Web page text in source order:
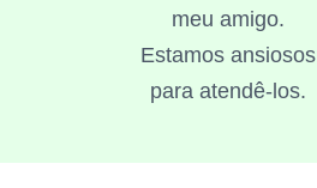
meu amigo.
Estamos ansiosos
para atendê-los.